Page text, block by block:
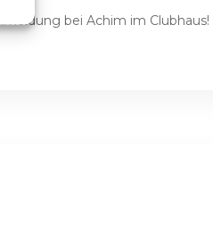
bei Achim im Clubhaus!